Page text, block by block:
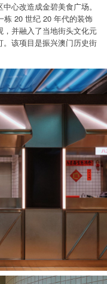
心改造成金碧美食广场。
栋 20 世纪 20 年代的装饰
并融入了当地街头文化元
该项目是振兴澳门历史街